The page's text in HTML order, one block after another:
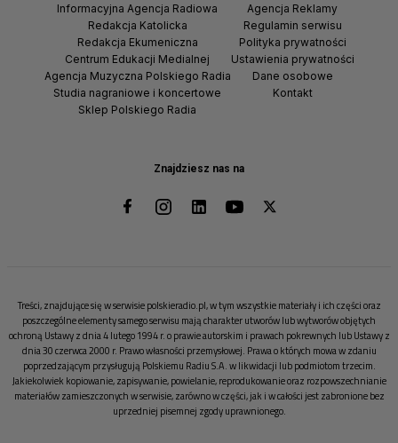
Znajdziesz nas na
Informacyjna Agencja Radiowa
Redakcja Katolicka
Redakcja Ekumeniczna
Centrum Edukacji Medialnej
Agencja Muzyczna Polskiego Radia
Studia nagraniowe i koncertowe
Sklep Polskiego Radia
Agencja Reklamy
Regulamin serwisu
Polityka prywatności
Ustawienia prywatności
Dane osobowe
Kontakt
Treści, znajdujące się w serwisie polskieradio.pl, w tym wszystkie materiały i ich części oraz
poszczególne elementy samego serwisu mają charakter utworów lub wytworów objętych
ochroną Ustawy z dnia 4 lutego 1994 r. o prawie autorskim i prawach pokrewnych lub Ustawy z
dnia 30 czerwca 2000 r. Prawo własności przemysłowej. Prawa o których mowa w zdaniu
poprzedzającym przysługują Polskiemu Radiu S.A. w likwidacji lub podmiotom trzecim.
Jakiekolwiek kopiowanie, zapisywanie, powielanie, reprodukowanie oraz rozpowszechnianie
materiałów zamieszczonych w serwisie, zarówno w części, jak i w całości jest zabronione bez
uprzedniej pisemnej zgody uprawnionego.